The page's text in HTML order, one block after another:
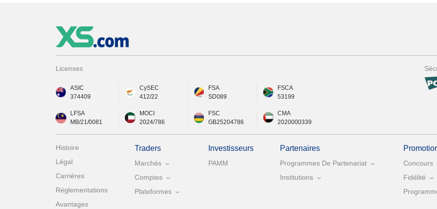
Licenses
ASIC
374409
CySEC
412/22
FSA
SD089
FSCA
53199
LFSA
MB/21/0081
MOCI
2024/786
FSC
GB25204786
CMA
2020000339
Histoire
Légal
Carrières
Réglementations
Avantages
Traders
Marchés
Comptes
Plateformes
Investisseurs
PAMM
Partenaires
Programmes De Partenariat
Institutions
Concours
Fidélité